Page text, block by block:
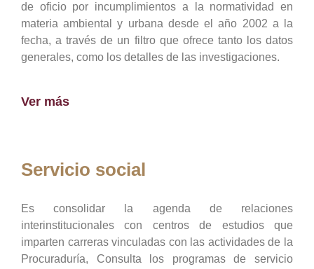
de oficio por incumplimientos a la normatividad en
materia ambiental y urbana desde el año 2002 a la
fecha, a través de un filtro que ofrece tanto los datos
generales, como los detalles de las investigaciones.
Ver más
Servicio social
Es consolidar la agenda de relaciones
interinstitucionales con centros de estudios que
imparten carreras vinculadas con las actividades de la
Procuraduría, Consulta los programas de servicio